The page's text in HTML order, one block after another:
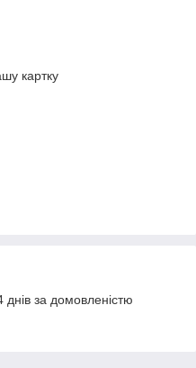
картку
за домовленістю